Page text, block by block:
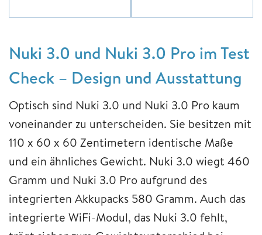
Nuki 3.0 und Nuki 3.0 Pro im Test
Check – Design und Ausstattung
Optisch sind Nuki 3.0 und Nuki 3.0 Pro kaum
voneinander zu unterscheiden. Sie besitzen mit
110 x 60 x 60 Zentimetern identische Maße
und ein ähnliches Gewicht. Nuki 3.0 wiegt 460
Gramm und Nuki 3.0 Pro aufgrund des
integrierten Akkupacks 580 Gramm. Auch das
integrierte WiFi-Modul, das Nuki 3.0 fehlt,